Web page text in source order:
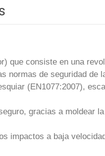
que consiste en una
normas de seguridad de
(EN1077:2007),
gracias a moldear
impactos a baja